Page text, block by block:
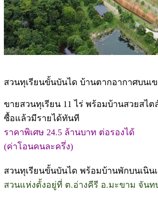
สวนทุเรียนขั้นบันได บ้านตากอากาศบนเ
ขายสวนทุเรียน 11 ไร่ พร้อมบ้านสวยสไต
ซื้อแล้วมีรายได้ทันที
ราคาพิเศษ 24.5 ล้านบาท ต่อรองได้
(ค่าโอนคนละครึ่ง)
สวนทุเรียนขั้นบันได พร้อมบ้านพักบนเนิน
สวนแห่งตั้งอยู่ที่ ต.อ่างคีรี อ.มะขาม จันท